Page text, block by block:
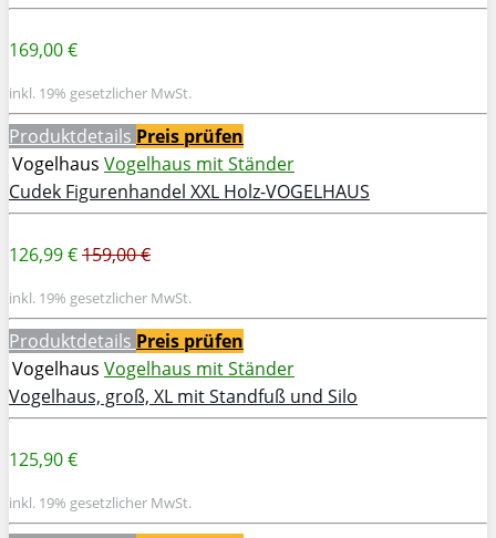
169,00 €
inkl. 19% gesetzlicher MwSt.
Produktdetails Preis prüfen
Vogelhaus Vogelhaus mit Ständer
Cudek Figurenhandel XXL Holz-VOGELHAUS
126,99 €159,00 €
inkl. 19% gesetzlicher MwSt.
Produktdetails Preis prüfen
Vogelhaus Vogelhaus mit Ständer
Vogelhaus, groß, XL mit Standfuß und Silo
125,90 €
inkl. 19% gesetzlicher MwSt.